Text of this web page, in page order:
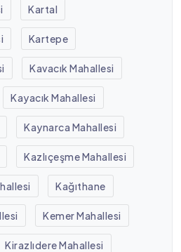
Kartal
Kartepe
Kavacık Mahallesi
Kayacık Mahallesi
Kaynarca Mahallesi
Kazlıçeşme Mahallesi
Kağıthane
Kemer Mahallesi
Kirazlıdere Mahallesi